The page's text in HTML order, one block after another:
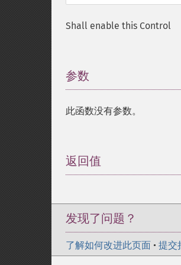
Shall enable this Control
参数
此函数没有参数。
返回值
发现了问题？
了解如何改进此页面 • 提交